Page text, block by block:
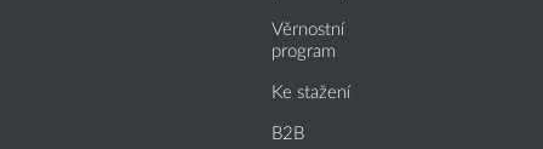
Věrnostní
program
Ke stažení
B2B